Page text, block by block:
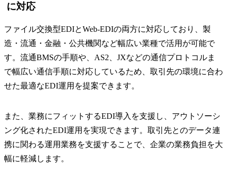
に対応
​​ファイル交換型EDIとWeb-EDIの両方に対応しており、製
造・流通・金融・公共機関など幅広い業種で活用が可能で
す。流通BMSの手順や、AS2、JXなどの通信プロトコルま
で幅広い通信手順に対応しているため、取引先の環境に合わ
せた最適なEDI運用を提案できます。
また、業務にフィットするEDI導入を支援し、アウトソーシ
ング化されたEDI運用を実現できます。取引先とのデータ連
携に関わる運用業務を支援することで、企業の業務負担を大
幅に軽減します。